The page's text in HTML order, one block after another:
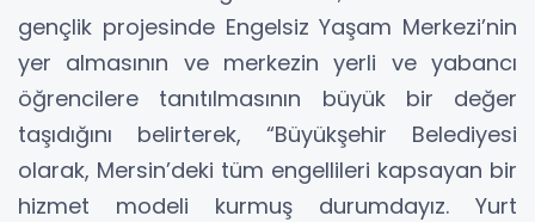
gençlik projesinde Engelsiz Yaşam Merkezi’nin
yer almasının ve merkezin yerli ve yabancı
öğrencilere tanıtılmasının büyük bir değer
taşıdığını belirterek, “Büyükşehir Belediyesi
olarak, Mersin’deki tüm engellileri kapsayan bir
hizmet modeli kurmuş durumdayız. Yurt